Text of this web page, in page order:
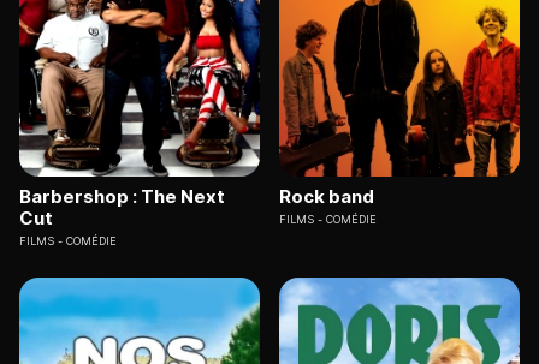
Barbershop : The Next
Cut
FILMS COMÉDIE
Rock band
FILMS COMÉDIE